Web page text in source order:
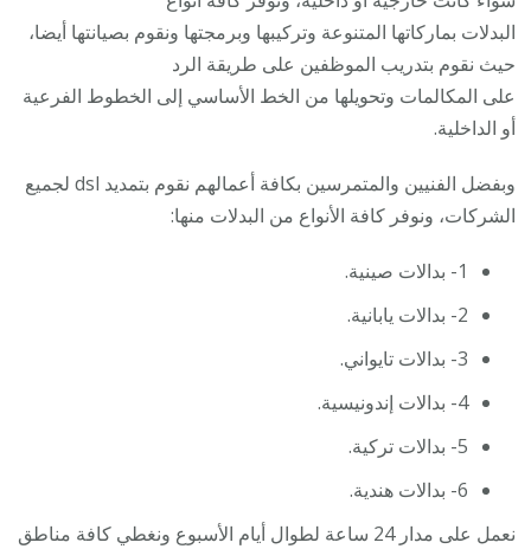
البدلات بماركاتها المتنوعة وتركيبها وبرمجتها ونقوم بصيانتها أيضا،
حيث نقوم بتدريب الموظفين على طريقة الرد
على المكالمات وتحويلها من الخط الأساسي إلى الخطوط الفرعية
أو الداخلية.
وبفضل الفنيين والمتمرسين بكافة أعمالهم نقوم بتمديد dsl لجميع
الشركات، ونوفر كافة الأنواع من البدلات منها:
1- بدالات صينية.
2- بدالات يابانية.
3- بدالات تايواني.
4- بدالات إندونيسية.
5- بدالات تركية.
6- بدالات هندية.
نعمل على مدار 24 ساعة لطوال أيام الأسبوع ونغطي كافة مناطق